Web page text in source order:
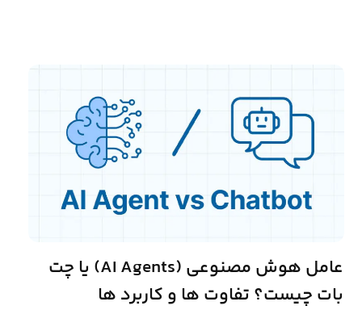
عامل هوش مصنوعی (AI Agents) یا چت‌
بات چیست؟ تفاوت‌ ها و کاربرد ها